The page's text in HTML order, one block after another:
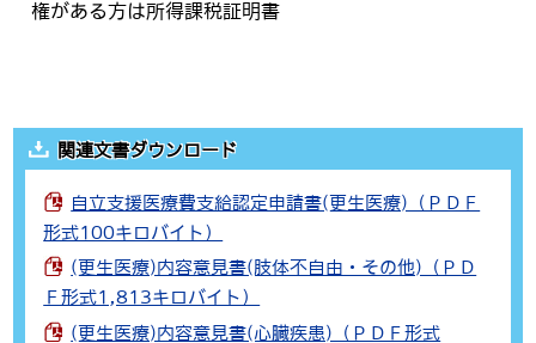
権がある方は所得課税証明書
関連文書ダウンロード
自立支援医療費支給認定申請書(更生医療)（ＰＤＦ
形式100キロバイト）
(更生医療)内容意見書(肢体不自由・その他)（ＰＤ
Ｆ形式1,813キロバイト）
(更生医療)内容意見書(心臓疾患)（ＰＤＦ形式